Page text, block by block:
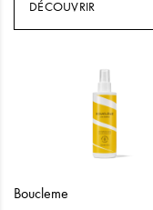
DÉCOUVRIR
Boucleme